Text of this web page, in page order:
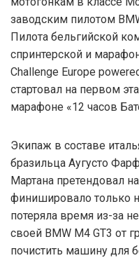
заводским пилотом
Пилота бельгийской
спринтерской и
Challenge Europe
стартовал на первом
марафоне «12 часов
Экипаж в составе
бразильца Аугусто
Мартана претендовал
финишировало только
потеряла время из-за
своей BMW M4 GT3 от
почистить машину для